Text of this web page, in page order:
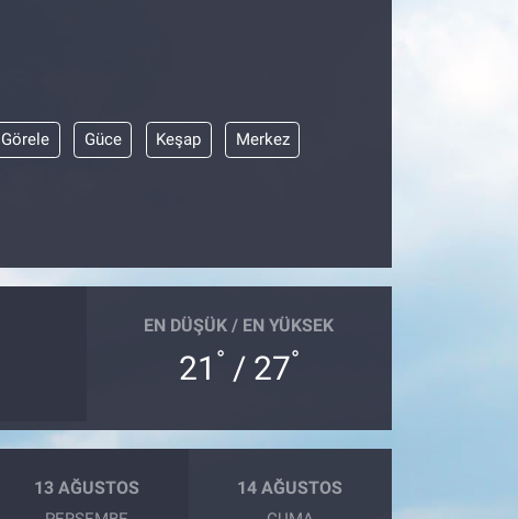
Görele Güce Keşap Merkez
EN DÜŞÜK / EN YÜKSEK
21 ° / 27°
13 AĞUSTOS 14 AĞUSTOS